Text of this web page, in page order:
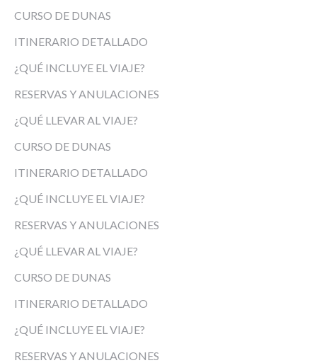
CURSO DE DUNAS
ITINERARIO DETALLADO
¿QUÉ INCLUYE EL VIAJE?
RESERVAS Y ANULACIONES
¿QUÉ LLEVAR AL VIAJE?
CURSO DE DUNAS
ITINERARIO DETALLADO
¿QUÉ INCLUYE EL VIAJE?
RESERVAS Y ANULACIONES
¿QUÉ LLEVAR AL VIAJE?
CURSO DE DUNAS
ITINERARIO DETALLADO
¿QUÉ INCLUYE EL VIAJE?
RESERVAS Y ANULACIONES